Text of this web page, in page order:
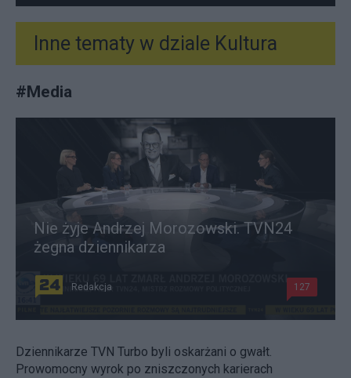
Inne tematy w dziale Kultura
#Media
Nie żyje Andrzej Morozowski. TVN24
żegna dziennikarza
Redakcja 127
Dziennikarze TVN Turbo byli oskarżani o gwałt.
Prowomocny wyrok po zniszczonych karierach